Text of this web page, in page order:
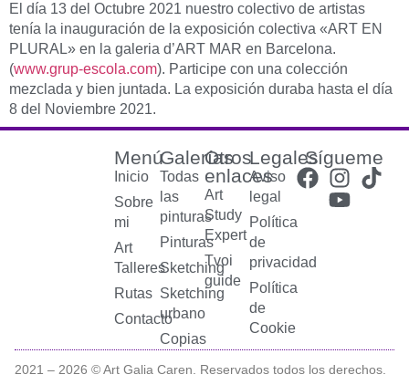
El día 13 del Octubre 2021 nuestro colectivo de artistas
tenía la inauguración de la exposición colectiva «ART EN
PLURAL» en la galeria d’ART MAR en Barcelona.
(www.grup-escola.com). Participe con una colección
mezclada y bien juntada. La exposición duraba hasta el día
8 del Noviembre 2021.
Menú
Inicio
Sobre
mi
Art
Talleres
Rutas
Contacto
Galerías
Todas
las
pinturas
Pinturas
Sketching
Sketching
urbano
Copias
Otros
enlaces
Art
Study
Expert
Tvoi
guide
Legales
Aviso
legal
Política
de
privacidad
Política
de
Cookie
Sígueme
2021 – 2026 © Art Galia Caren. Reservados todos los derechos.